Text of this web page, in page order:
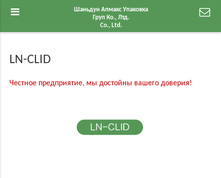
Шаньдун Апмакс Упаковка
Груп Ко., Лтд.
Co., Ltd.
LN-CLID
Честное предприятие, мы достойны вашего доверия!